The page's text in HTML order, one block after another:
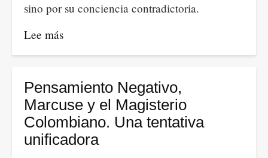
sino por su conciencia contradictoria.
Lee más
La
es
el
suspiro
de
Pensamiento Negativo,
Marcuse y el Magisterio
Colombiano. Una tentativa
unificadora